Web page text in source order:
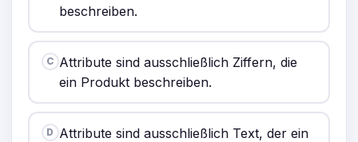
beschreiben.
C Attribute sind ausschließlich Ziffern, die
ein Produkt beschreiben.
D Attribute sind ausschließlich Text, der ein